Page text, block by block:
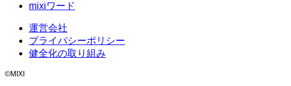
mixiワード
運営会社
プライバシーポリシー
健全化の取り組み
©MIXI